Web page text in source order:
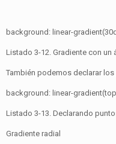
background: linear-
Listado 3-12. Gradiente con
También podemos declarar
background: linear-
Listado 3-13. Declarando
Gradiente radial